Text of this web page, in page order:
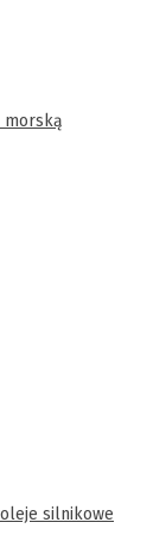
morską
silnikowe